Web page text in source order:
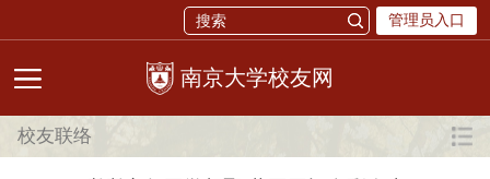
管理员入口
校友网
校友联络